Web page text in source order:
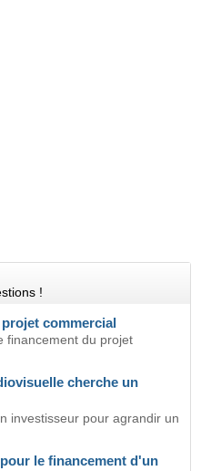
!
commercial
financement du projet
cherche un
investisseur pour agrandir un
le financement d'un